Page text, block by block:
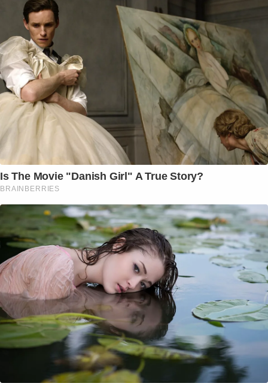
Is The Movie "Danish Girl" A True Story?
BRAINBERRIES